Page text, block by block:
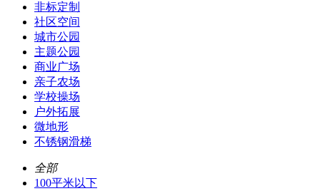
非标定制
社区空间
城市公园
主题公园
商业广场
亲子农场
学校操场
户外拓展
微地形
不锈钢滑梯
全部
100平米以下